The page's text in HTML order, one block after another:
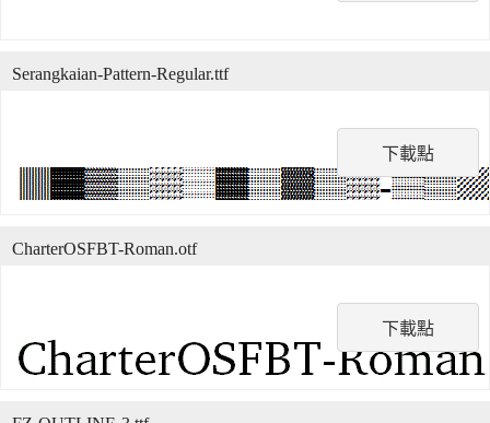
下載點
Serangkaian-Pattern-Regular.ttf
下載點
CharterOSFBT-Roman.otf